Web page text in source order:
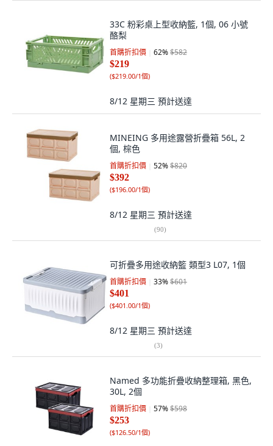
33C 粉彩桌上型收納籃, 1個, 06 小號
酪梨
首購折扣價 62%$582
$219
($219.00/1個)
8/12 星期三 預計送達
MINEING 多用途露營折疊箱 56L, 2
個, 棕色
首購折扣價 52%$820
$392
($196.00/1個)
8/12 星期三 預計送達
(90)
可折疊多用途收納籃 類型3 L07, 1個
首購折扣價 33%$601
$401
($401.00/1個)
8/12 星期三 預計送達
(3)
Named 多功能折疊收納整理箱, 黑色,
30L, 2個
首購折扣價 57%$598
$253
($126.50/1個)